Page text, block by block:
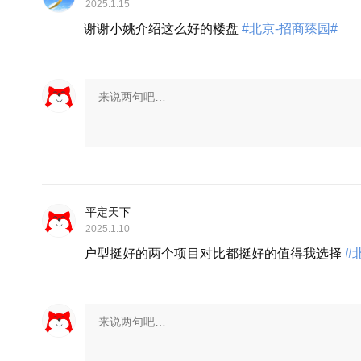
2025.1.15
谢谢小姚介绍这么好的楼盘 #北京-招商臻园#
平定天下
2025.1.10
户型挺好的两个项目对比都挺好的值得我选择 #